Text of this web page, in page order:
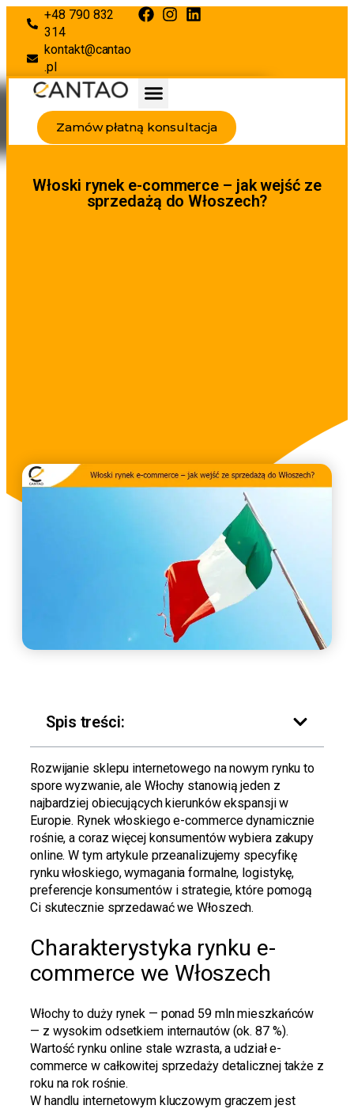
+48 790 832
314
kontakt@cantao
.pl
Zamów płatną konsultacja
Włoski rynek e-commerce – jak wejść ze
sprzedażą do Włoszech?
Spis treści:
Rozwijanie sklepu internetowego na nowym rynku to
spore wyzwanie, ale Włochy stanowią jeden z
najbardziej obiecujących kierunków ekspansji w
Europie. Rynek włoskiego e-commerce dynamicznie
rośnie, a coraz więcej konsumentów wybiera zakupy
online. W tym artykule przeanalizujemy specyfikę
rynku włoskiego, wymagania formalne, logistykę,
preferencje konsumentów i strategie, które pomogą
Ci skutecznie sprzedawać we Włoszech.
Charakterystyka rynku e-
commerce we Włoszech
Włochy to duży rynek — ponad 59 mln mieszkańców
— z wysokim odsetkiem internautów (ok. 87 %).
Wartość rynku online stale wzrasta, a udział e-
commerce w całkowitej sprzedaży detalicznej także z
roku na rok rośnie.
W handlu internetowym kluczowym graczem jest